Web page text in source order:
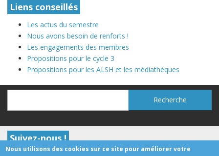
Liens conseillés
Les actus du semestre
Nous avons besoin de renforts !
Les engagements des membres
Propositions pour le cycle 3
Propositions pour les ALSH et les médiathèques
Suivez-nous !
Nous utilisons des cookies sur ce site pour améliorer votre